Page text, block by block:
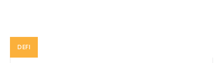
DEFI